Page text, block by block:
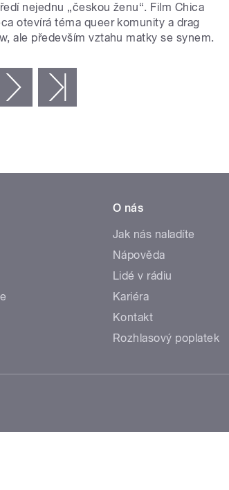
nejednu „českou ženu“. Film Chica
otevírá téma queer komunity a drag
ale především vztahu matky se synem.
následující ›
O nás
Jak nás naladíte
Nápověda
Lidé v rádiu
Kariéra
Kontakt
Rozhlasový poplatek